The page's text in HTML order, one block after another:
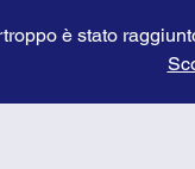
è stato